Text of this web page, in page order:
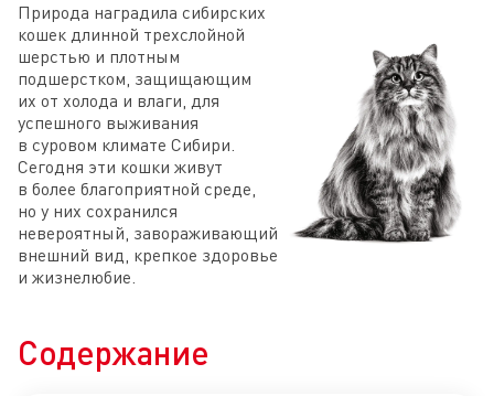
Природа наградила сибирских
кошек длинной трехслойной
шерстью и плотным
подшерстком, защищающим
их от холода и влаги, для
успешного выживания
в суровом климате Сибири.
Сегодня эти кошки живут
в более благоприятной среде,
но у них сохранился
невероятный, завораживающий
внешний вид, крепкое здоровье
и жизнелюбие.
Содержание